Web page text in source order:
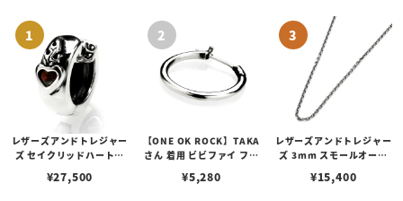
レザーズアンドトレジャー
ズ セイクリッドハートピ
¥27,500
【ONE OK ROCK】TAKA
さん 着用 ビビファイ フー
¥5,280
レザーズアンドトレジャー
ズ 3mm スモールオーバ
ブスタークラスプ＆LTロ
¥15,400